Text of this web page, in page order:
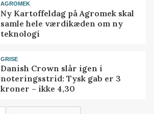
AGROMEK
Ny Kartoffeldag på Agromek skal
samle hele værdikæden om ny
teknologi
GRISE
Danish Crown slår igen i
noteringsstrid: Tysk gab er 3
kroner – ikke 4,30